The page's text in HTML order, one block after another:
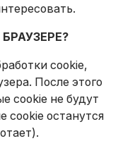
cookie,
После этого
cookie не будут
cookie останутся